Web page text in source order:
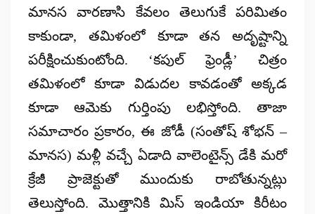
మానస వారణాసి కేవలం తెలుగుకే పరిమితం
కాకుండా, తమిళంలో కూడా తన అదృష్టాన్ని
పరీక్షించుకుంటోంది. ‘కపుల్ ఫ్రెండ్లీ’ చిత్రం
తమిళంలో కూడా విడుదల కావడంతో అక్కడ
కూడా ఆమెకు గుర్తింపు లభిస్తోంది. తాజా
సమాచారం ప్రకారం, ఈ జోడీ (సంతోష్ శోభన్ –
మానస) మళ్లీ వచ్చే ఏడాది వాలెంటైన్స్ డేకి మరో
క్రేజీ ప్రాజెక్టుతో ముందుకు రాబోతున్నట్లు
తెలుస్తోంది. మొత్తానికి మిస్ ఇండియా కిరీటం